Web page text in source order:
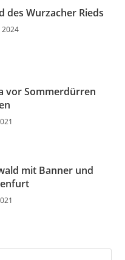
Wurzacher Rieds
2024
vor Sommerdürren
mit Banner und